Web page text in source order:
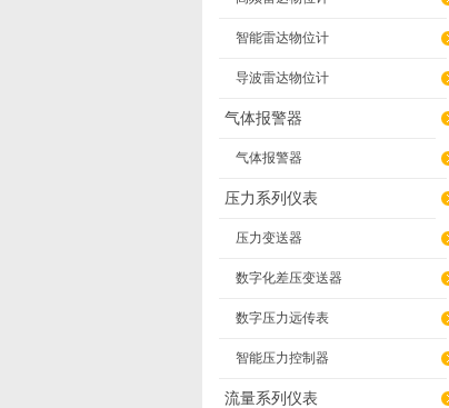
智能雷达物位计
导波雷达物位计
气体报警器
气体报警器
压力系列仪表
压力变送器
数字化差压变送器
数字压力远传表
智能压力控制器
流量系列仪表